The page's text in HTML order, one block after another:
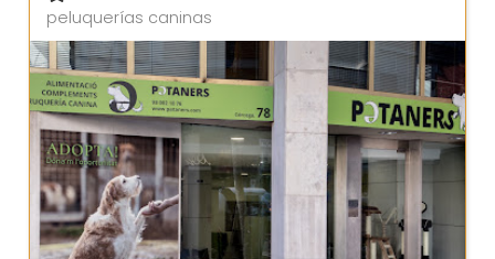
peluquerías caninas